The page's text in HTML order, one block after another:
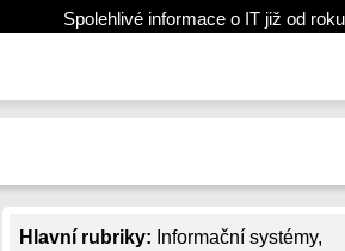
Spolehlivé informace o IT již od
Hlavní rubriky: Informační systémy,